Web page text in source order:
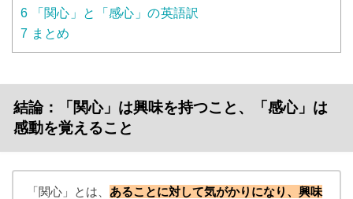
6 「関心」と「感心」の英語訳
7 まとめ
結論：「関心」は興味を持つこと、「感心」は
感動を覚えること
「関心」とは、 あることに対して気がかりになり、興味